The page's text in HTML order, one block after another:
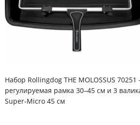
Набор Rollingdog THE MOLOSSUS
регулируемая рамка 30–45 см и 3
Super-Micro 45 см